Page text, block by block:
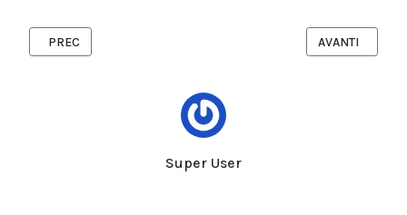
Super User
ARTICOLO PRECEDENTE: DOMENICA 16 FEBBRAIO: IL JAZZ DEL
PREC ARTICOLO
AVANTI